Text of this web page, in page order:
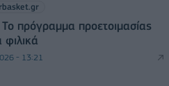
πρόγραμμα προετοιμασίας
φιλικά
- 13:21